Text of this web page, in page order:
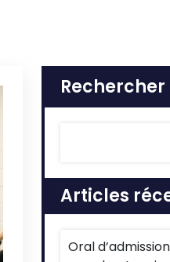
Rechercher
Articles
Oral